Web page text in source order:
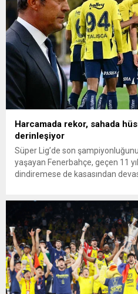
Harcamada rekor, sahada
derinleşiyor
Süper Lig’de son
yaşayan Fenerbahçe, geçen 11
dindiremese de kasasından
başarıya dönüşebildi. Özellikle Ali
koltuğuna oturmasıyla birlikte,
beklentiler...